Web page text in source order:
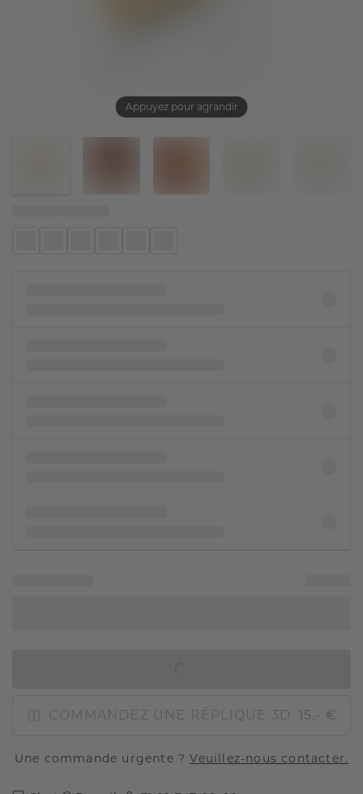
Appuyez pour agrandir
COMMANDEZ UNE RÉPLIQUE 3D 15,- €
Une commande urgente ?Veuillez-nous contacter.